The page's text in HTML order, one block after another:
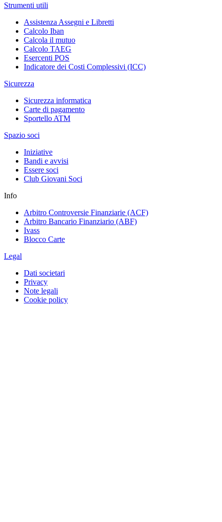
Strumenti utili
Assistenza Assegni e Libretti
Calcolo Iban
Calcola il mutuo
Calcolo TAEG
Esercenti POS
Indicatore dei Costi Complessivi (ICC)
Sicurezza
Sicurezza informatica
Carte di pagamento
Sportello ATM
Spazio soci
Iniziative
Bandi e avvisi
Essere soci
Club Giovani Soci
Info
Arbitro Controversie Finanziarie (ACF)
Arbitro Bancario Finanziario (ABF)
Ivass
Blocco Carte
Legal
Dati societari
Privacy
Note legali
Cookie policy